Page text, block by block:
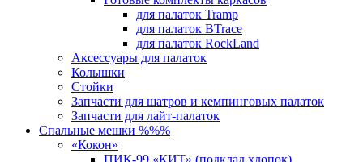
для палаток Tramp
для палаток BTrace
для палаток RockLand
Аксессуары для палаток
Колышки
Стойки
Запчасти для шатров и кемпинговых палаток
Запчасти для лайт-палаток
Спальные мешки %%%
«Кокон»
ПИК-99 «КИТ» (подклад хлопок)